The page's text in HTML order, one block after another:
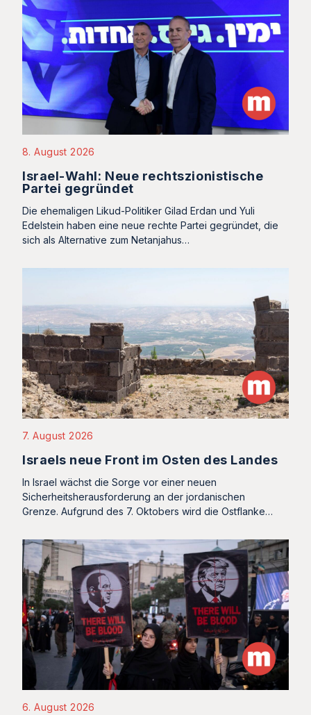
8. August 2026
Israel-Wahl: Neue rechtszionistische
Partei gegründet
Die ehemaligen Likud-Politiker Gilad Erdan und Yuli
Edelstein haben eine neue rechte Partei gegründet, die
sich als Alternative zum Netanjahus…
7. August 2026
Israels neue Front im Osten des Landes
In Israel wächst die Sorge vor einer neuen
Sicherheitsherausforderung an der jordanischen
Grenze. Aufgrund des 7. Oktobers wird die Ostflanke…
6. August 2026